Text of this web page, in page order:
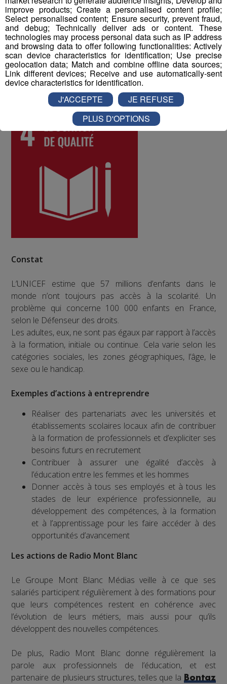
difficultés qui pourraient être rencontrées par les
différents salariés, et d'y remédier. Au mois de juin 2022,
les collaborateurs ont donné une note globale de 8 sur
10 à la qualité de vie au travail au sein du Groupe Mont
Blanc Médias.
ODD numéro 4 : Education de qualité
Constat
L’UNICEF estime que 57 millions d’enfants dans le
monde n’ont toujours pas accès à la scolarité. Un
problème qui concerne 100 000 enfants en France,
selon le Défenseur des droits.
Les adultes, eux, ne sont pas égaux par rapport à l’accès
à la formation, initiale ou continue. Cela varie selon les
catégories sociales, les zones géographiques, l’âge, le
sexe ou le handicap.
Exemples d’actions à entreprendre
Réaliser des partenariats avec les universités et
établissements scolaires locaux afin de contribuer
à la formation de professionnels et d’expliciter ses
besoins futurs en recrutement
Contribuer à assurer une égalité d’accès à
l’éducation entre les femmes et les hommes
Donner accès à tous ses employés et à tous les
stades de leur expérience professionnelle, au
développement des compétences, à la formation
et à l’apprentissage pour les faire accéder à des
opportunités d’avancement
Les actions de Radio Mont Blanc
Le Groupe Mont Blanc Médias veille à ce que ses
salariés participent régulièrement à des formations pour
que leurs compétences restent en cohérence avec
l’évolution de leurs métiers, mais aussi pour qu’ils
développent des nouvelles compétences.
De plus, Radio Mont Blanc donne régulièrement la
parole aux professionnels de l’éducation, et est
partenaire de plusieurs structures, telles que la Bontaz
improve products; Create a personalised content profile;
Select personalised content; Ensure security, prevent fraud,
and debug; Technically deliver ads or content. These
technologies may process personal data such as IP address
and browsing data to offer following functionalities: Actively
scan device characteristics for identification; Use precise
geolocation data; Match and combine offline data sources;
Link different devices; Receive and use automatically-sent
device characteristics for identification.
J'ACCEPTE
JE REFUSE
PLUS D'OPTIONS